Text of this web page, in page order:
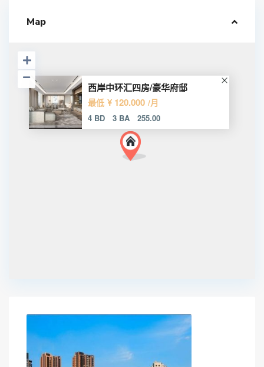
Map
西岸中环汇四房/豪华府邸
最低 ¥ 120.000 /月
4 BD 3 BA 255.00